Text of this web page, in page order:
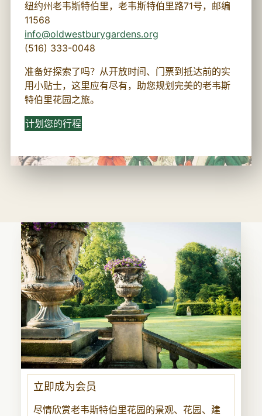
纽约州老韦斯特伯里，老韦斯特伯里路71号，邮编
11568
info@oldwestburygardens.org
(516) 333-0048
准备好探索了吗？从开放时间、门票到抵达前的实
用小贴士，这里应有尽有，助您规划完美的老韦斯
特伯里花园之旅。
计划您的行程
立即成为会员
尽情欣赏老韦斯特伯里花园的景观、花园、建